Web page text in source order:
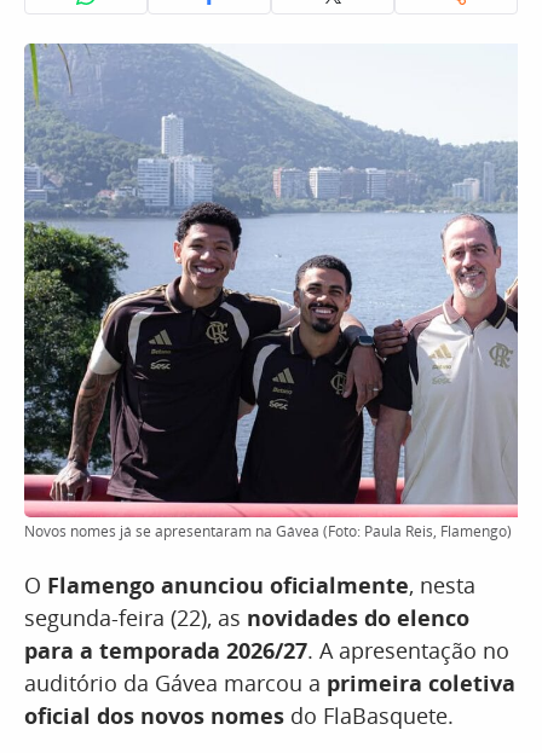
Novos nomes já se apresentaram na Gávea (Foto: Paula Reis, Flamengo)
O Flamengo anunciou oficialmente, nesta
segunda-feira (22), as novidades do elenco
para a temporada 2026/27. A apresentação no
auditório da Gávea marcou a primeira coletiva
oficial dos novos nomes do FlaBasquete.